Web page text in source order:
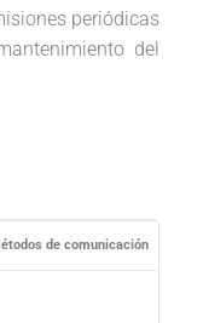
periódicas
del
de comunicación